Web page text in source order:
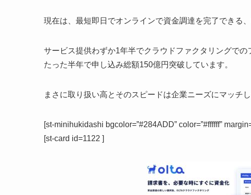
現在は、最短即日でオンラインで資金調達を完了できる
サービス提供わずか1年半でクラウドファクタリングで
たった半年で申し込み総額150億円突破しています。
まさに取り扱い高とそのスピードは企業ニーズにマッチ
[st-minihukidashi bgcolor=”#284ADD” color=”#ffffff”
[st-card id=1122 ]